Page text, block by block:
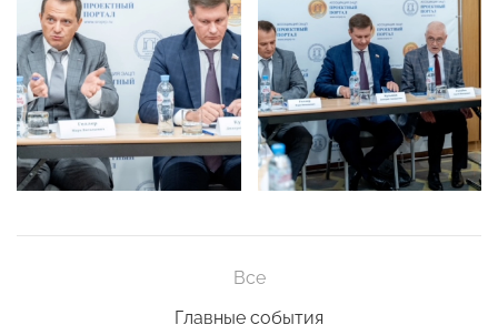
Все
Главные события